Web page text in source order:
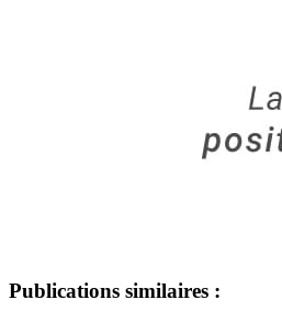
Publications similaires :